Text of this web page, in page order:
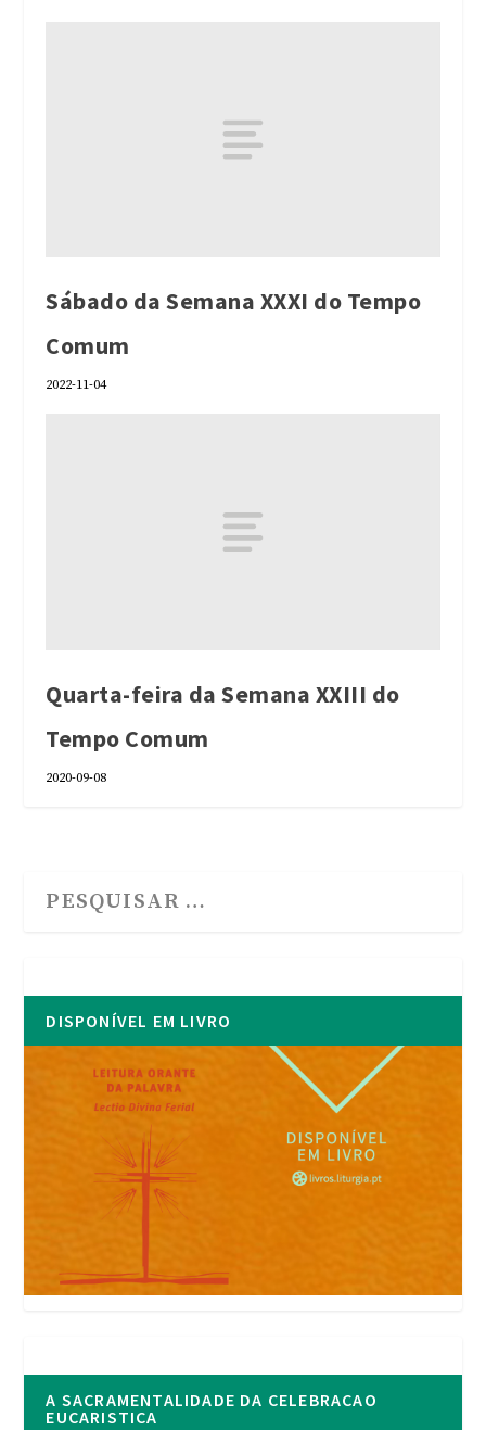
Sábado da Semana XXXI do Tempo
Comum
2022-11-04
Quarta-feira da Semana XXIII do
Tempo Comum
2020-09-08
DISPONÍVEL EM LIVRO
A SACRAMENTALIDADE DA CELEBRACAO
EUCARISTICA